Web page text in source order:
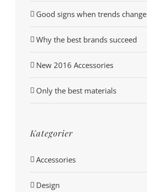
Good signs when trends change
Why the best brands succeed
New 2016 Accessories
Only the best materials
Kategorier
Accessories
Design